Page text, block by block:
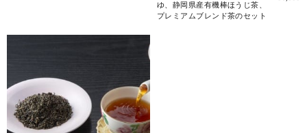
ゆ、静岡県産有機棒ほうじ茶、
プレミアムブレンド茶のセット